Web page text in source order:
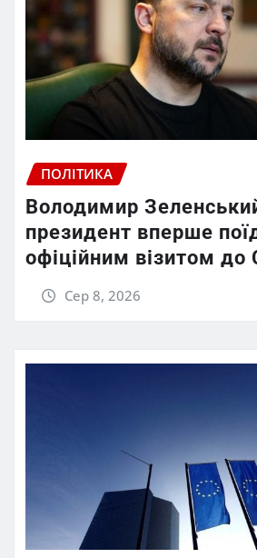
ПОЛІТИКА
Володимир
президент вперше
офіційним візитом до
Сер 8, 2026